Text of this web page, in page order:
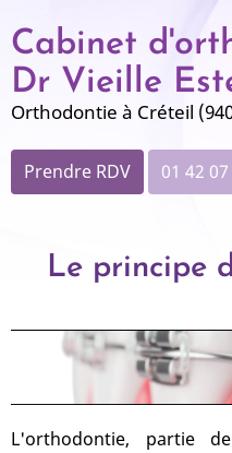
au
contenu
principal
Cabinet
Dr Vieille
Orthodontie à Créteil
Prendre RDV 01 42
Le principe
L'orthodontie, partie